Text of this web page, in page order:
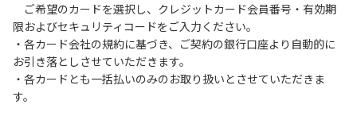
【注意事項】
当キャンプ場のそばを流れる歴舟川は、上流で雨が降ると短
時間で増水し、川原で遊んでいると大変危険な状態になりや
すく、過去にも増水により人が流される事故が数件起きてい
ご希望のカードを選択し、クレジットカード会員番号・有効期
限およびセキュリティコードをご入力ください。
・各カード会社の規約に基づき、ご契約の銀行口座より自動的に
お引き落としさせていただきます。
・各カードとも一括払いのみのお取り扱いとさせていただきま
す。